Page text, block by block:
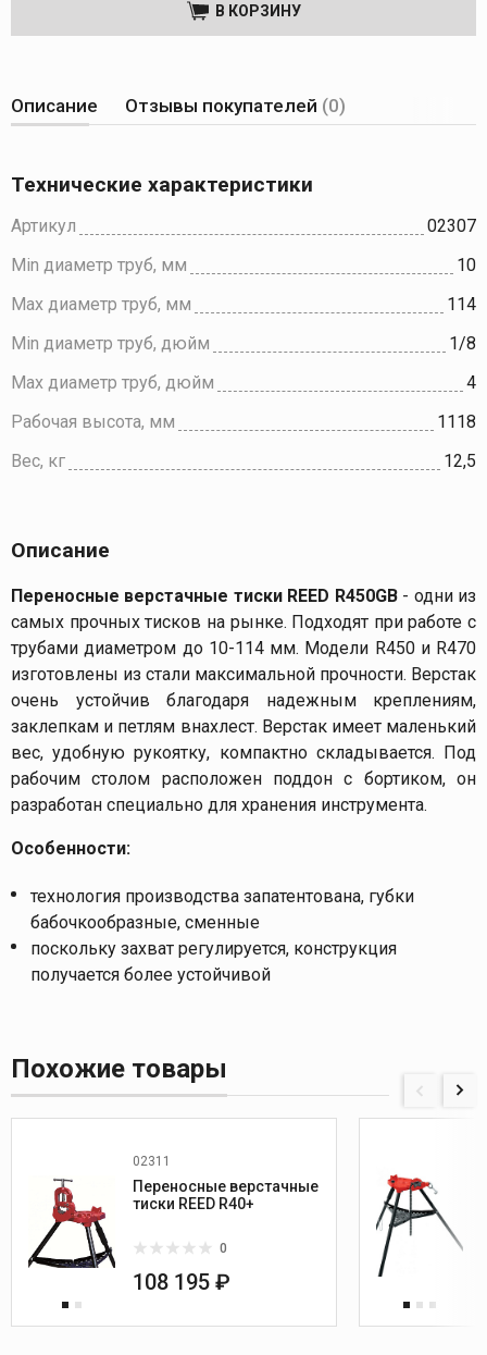
В КОРЗИНУ
Описание Отзывы покупателей (0)
Технические характеристики
Артикул
02307
Min диаметр труб, мм
10
Max диаметр труб, мм
114
Min диаметр труб, дюйм
1/8
Max диаметр труб, дюйм
4
Рабочая высота, мм
1118
Вес, кг
12,5
Описание
Переносные верстачные тиски REED R450GB - одни из
самых прочных тисков на рынке. Подходят при работе с
трубами диаметром до 10-114 мм. Модели R450 и R470
изготовлены из стали максимальной прочности. Верстак
очень устойчив благодаря надежным креплениям,
заклепкам и петлям внахлест. Верстак имеет маленький
вес, удобную рукоятку, компактно складывается. Под
рабочим столом расположен поддон с бортиком, он
разработан специально для хранения инструмента.
Особенности:
технология производства запатентована, губки
бабочкообразные, сменные
поскольку захват регулируется, конструкция
получается более устойчивой
Похожие товары
02311
Переносные верстачные
тиски REED R40+
0
108 195 ₽